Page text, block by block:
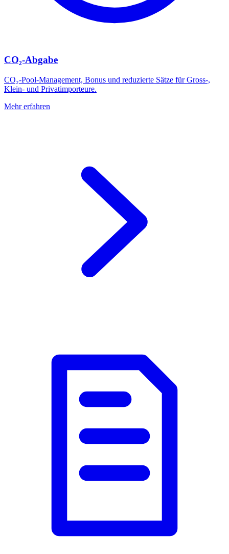
CO₂-Abgabe
CO₂-Pool-Management, Bonus und reduzierte Sätze für Gross-,
Klein- und Privatimporteure.
Mehr erfahren